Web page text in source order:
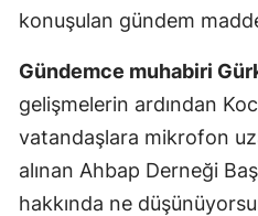
konuşulan gündem
Gündemce muhabiri
gelişmelerin ardından
vatandaşlara mikrofon
alınan Ahbap Derneği
hakkında ne